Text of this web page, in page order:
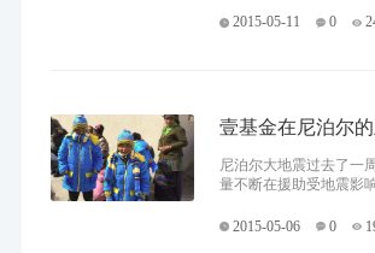
的同胞依然居住在安置
2015-05-11 0
壹基金在尼泊尔
尼泊尔大地震过去了一
量不断在援助受地震影
区，被灾害破坏的生活
2015-05-06 0